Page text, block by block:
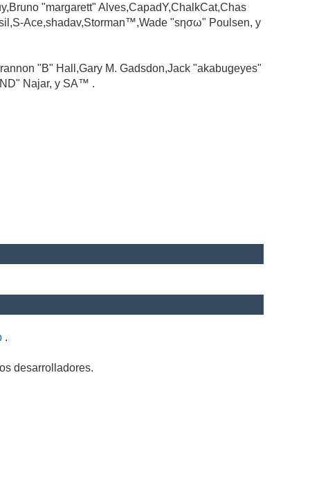
"margarett" Alves,CapadY,ChalkCat,Chas
Ace,shadav,Storman™,Wade "sησω" Poulsen, y
"B" Hall,Gary M. Gadsdon,Jack "akabugeyes"
Najar, y SA™ .
.
desarrolladores.